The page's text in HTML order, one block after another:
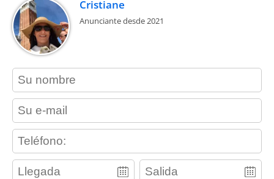
Cristiane
Anunciante desde 2021
contact_name
contact_email
contact_phone